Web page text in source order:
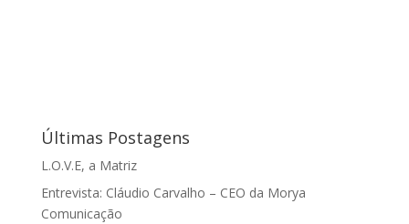
Últimas Postagens
L.O.V.E, a Matriz
Entrevista: Cláudio Carvalho – CEO da Morya
Comunicação